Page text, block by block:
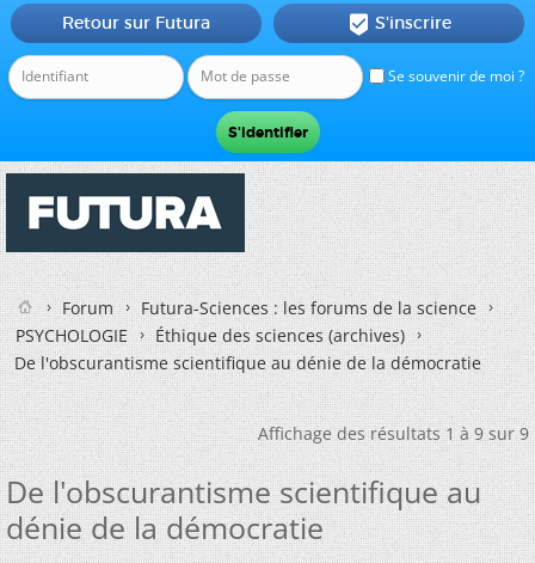
Se souvenir de moi ?
Retour sur Futura  S'inscrire
Forum
Futura-Sciences : les forums de la science
PSYCHOLOGIE
Éthique des sciences (archives)
De l'obscurantisme scientifique au dénie de la démocratie
Affichage des résultats 1 à 9 sur 9
De l'obscurantisme scientifique au
dénie de la démocratie